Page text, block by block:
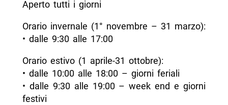
Aperto tutti i giorni
Orario invernale (1° novembre – 31 marzo):
• dalle 9:30 alle 17:00
Orario estivo (1 aprile-31 ottobre):
• dalle 10:00 alle 18:00 – giorni feriali
• dalle 9:30 alle 19:00 – week end e giorni
festivi